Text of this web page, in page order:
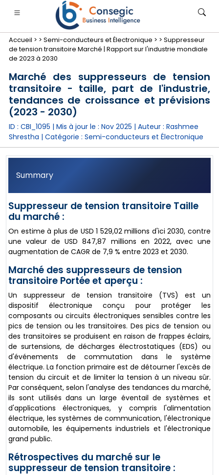
services financiers et assurance
• Biens de consommation
• Énergie et électricité
•
• étude de cas
Accueil > > Semi-conducteurs et Électronique > > Suppresseur
de tension transitoire Marché | Rapport sur l'industrie mondiale
de 2023 à 2030
Marché des suppresseurs de tension
transitoire - taille, part de l'industrie,
tendances de croissance et prévisions
(2023 - 2030)
ID : CBI_1095 | Mis à jour le : Nov 2025 | Auteur : Rashmee
Shrestha | Catégorie : Semi-conducteurs et Électronique
Summary
Suppresseur de tension transitoire Taille
du marché :
On estime à plus de USD 1 529,02 millions d'ici 2030, contre
une valeur de USD 847,87 millions en 2022, avec une
augmentation de CAGR de 7,9 % entre 2023 et 2030.
Marché des suppresseurs de tension
transitoire Portée et aperçu :
Un suppresseur de tension transitoire (TVS) est un
dispositif électronique conçu pour protéger les
composants ou circuits électroniques sensibles contre les
pics de tension ou les transitoires. Des pics de tension ou
des transitoires se produisent en raison de frappes éclairs,
de surtensions, de décharges électrostatiques (EDS) ou
d'événements de commutation dans le système
électrique. La fonction primaire est de détourner l'excès de
tension du circuit et de limiter la tension à un niveau sûr.
Par conséquent, selon l'analyse des tendances du marché,
ils sont utilisés dans un large éventail de systèmes et
d'applications électroniques, y compris l'alimentation
électrique, les systèmes de communication, l'électronique
automobile, les équipements industriels et l'électronique
grand public.
Rétrospectives du marché sur le
suppresseur de tension transitoire :